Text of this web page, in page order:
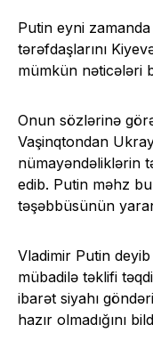
Putin eyni
tərəfdaşlarını
mümkün nəticələri
Onun sözlərinə
Vaşinqtondan
nümayəndəliklərin
edib. Putin məhz
təşəbbüsünün
Vladimir Putin
mübadilə təklifi
ibarət siyahı
hazır olmadığını